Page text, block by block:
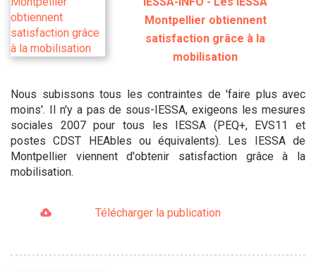
Montpellier obtiennent
satisfaction grâce à la
mobilisation
Nous subissons tous les contraintes de 'faire plus avec
moins'. Il n'y a pas de sous-IESSA, exigeons les mesures
sociales 2007 pour tous les IESSA (PEQ+, EVS11 et
postes CDST HEAbles ou équivalents). Les IESSA de
Montpellier viennent d'obtenir satisfaction grâce à la
mobilisation.
Télécharger la publication